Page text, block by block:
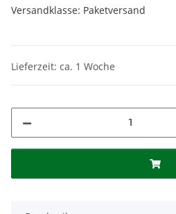
Versandklasse: Paketversand
Lieferzeit: ca. 1 Woche